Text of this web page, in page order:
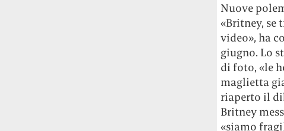
Nuove
«Britney, se
video», ha
giugno. Lo
di foto, «le
maglietta
riaperto il
Britney
«siamo